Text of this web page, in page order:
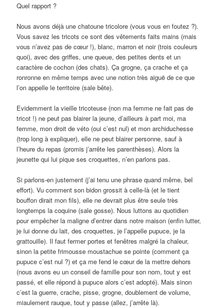
Quel rapport ?
Nous avons déjà une chatoune tricolore (vous vous en foutez ?).
Vous savez les tricots ce sont des vêtements faits mains (mais
vous n’avez pas de cœur !), blanc, marron et noir (trois couleurs
quoi), avec des griffes, une queue, des petites dents et un
caractère de cochon (des chats). Ça grogne, ça crache et ça
ronronne en même temps avec une notion très aiguë de ce que
l’on appelle le territoire (sale bête).
Evidemment la vieille tricoteuse (non ma femme ne fait pas de
tricot !) ne peut pas blairer la jeune, d’ailleurs à part moi, ma
femme, mon droit de véto (oui c’est nul) et mon archiduchesse
(trop long à expliquer), elle ne peut blairer personne, sauf à
l’heure du repas (promis j’arrête les parenthèses). Alors la
jeunette qui lui pique ses croquettes, n’en parlons pas.
Si parlons-en justement (j’ai tenu une phrase quand même, bel
effort). Vu comment son bidon grossit à celle-là (et le tient
bouffon dirait mon fils), elle ne devrait plus être seule très
longtemps la coquine (sale gosse). Nous luttons au quotidien
pour empêcher la maligne d’entrer dans notre maison (enfin lutter,
je lui donne du lait, des croquettes, je l’appelle pupuce, je la
grattouille). Il faut fermer portes et fenêtres malgré la chaleur,
sinon la petite frimousse moustachue se pointe (comment ça
pupuce c’est nul ?) et ça me fend le cœur de la mettre dehors
(nous avons eu un conseil de famille pour son nom, tout y est
passé, et elle répond à pupuce alors c’est adopté). Mais sinon
c’est la guerre, crache, pisse, grogne, doublement de volume,
miaulement rauque, tout y passe (allez, j’arrête là).